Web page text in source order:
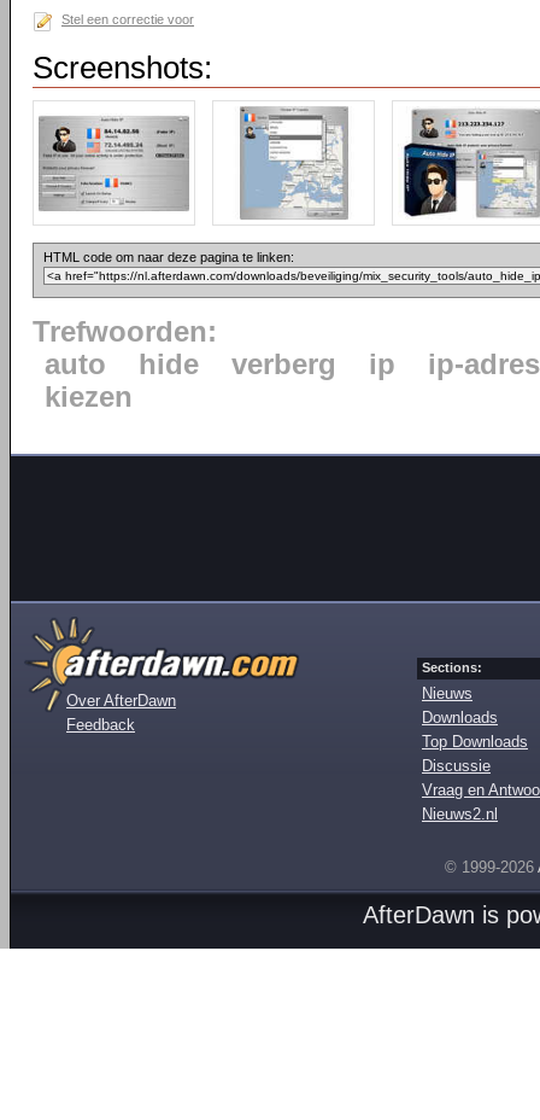
Stel een correctie voor
Screenshots:
HTML code om naar deze pagina te linken:
Trefwoorden:
auto
hide verberg ip
ip-adres
kiezen
Over AfterDawn
Feedback
Sections:
Nieuws
Downloads
Top Downloads
Discussie
Vraag en
Nieuws2.nl
© 1999-2026
AfterDawn is